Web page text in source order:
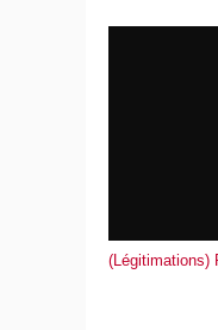
(Légitimations)